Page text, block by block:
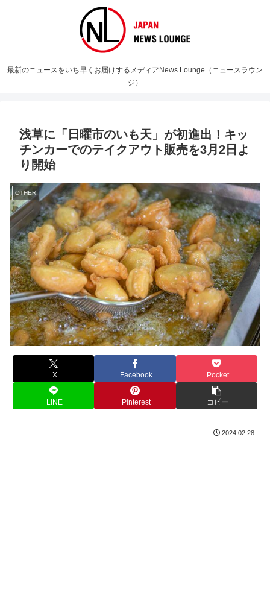
最新のニュースをいち早くお届けするメディアNews Lounge（ニュースラウン
ジ）
浅草に「日曜市のいも天」が初進出！キッ
チンカーでのテイクアウト販売を3月2日よ
り開始
OTHER
X Facebook Pocket
LINE Pinterest コピー
2024.02.28